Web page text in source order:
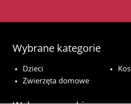
Wybrane kategorie
Dzieci
Zwierzęta domowe